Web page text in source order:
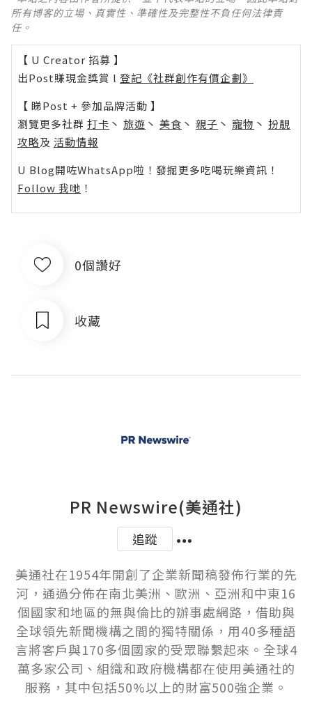
所有博客的立場、真實性、準確性及完整性不負任何法律責
任。
【 U Creator 招募 】
出Post賺現金獎賞 l 登記《社群創作有價企劃》
【 睇Post + 參加品牌活動 】
瀏覽更多社群 打卡 丶 旅遊 丶 美食 丶 親子 丶 寵物 丶 扮靚
攻略及 活動情報
U Blog開咗WhatsApp啦！發掘更多吃喝玩樂資訊！
Follow 我哋 ！
0個讚好
收藏
PR Newswire(美通社)
追蹤
美通社在1954年開創了企業新聞稿發佈行業的先
河，通過分佈在南北美洲、歐洲、亞洲和中東16
個國家和地區的無與倫比的辦事處網路，借助與
全球領先新聞機構之間的獨特關係，用40多種語
言將客戶與170多個國家的受眾聯繫起來。全球4
萬多家公司、組織和政府機構都在使用美通社的
服務，其中包括50%以上的財富500強企業。